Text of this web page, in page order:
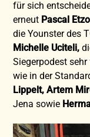
für sich
erneut Pascal
die Younster des
Michelle Uciteli,
Siegerpodest
wie in der
Lippelt, Artem
Jena sowie